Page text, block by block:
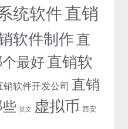
统软件直销
软件制作直
最好直销软
销软件开发公司 直销
英文 虚拟币 西安